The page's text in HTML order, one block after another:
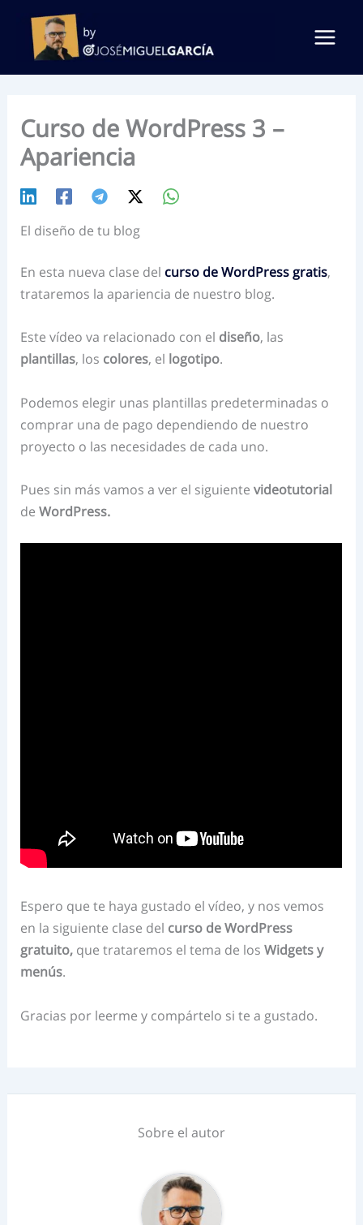
contenido
Curso de WordPress 3 –
Apariencia
El diseño de tu blog
En esta nueva clase del curso de WordPress gratis,
trataremos la apariencia de nuestro blog.
Este vídeo va relacionado con el diseño, las
plantillas, los colores, el logotipo.
Podemos elegir unas plantillas predeterminadas o
comprar una de pago dependiendo de nuestro
proyecto o las necesidades de cada uno.
Pues sin más vamos a ver el siguiente videotutorial
deWordPress.
Espero que te haya gustado el vídeo, y nos vemos
en la siguiente clase del curso de WordPress
gratuito, que trataremos el tema de losWidgets y
menús.
Gracias por leerme y compártelo si te a gustado.
Sobre el autor